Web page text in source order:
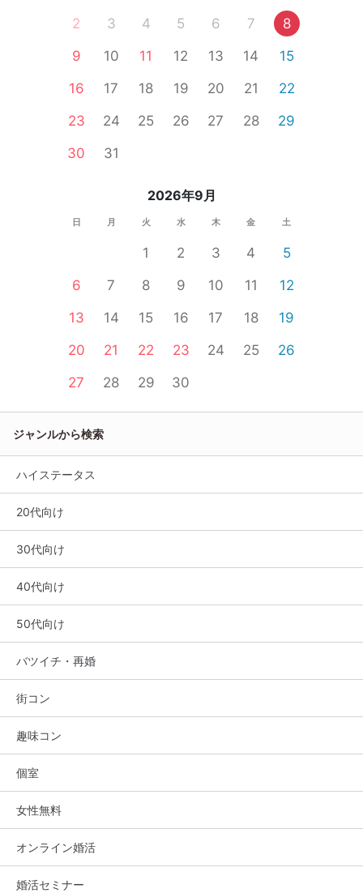
2
3 4 5 6 7
8
9
10 11 12 13 14
15
16
17 18 19 20 21
22
23
24 25 26 27 28
29
30
31
2026年9月
日 月 火 水 木 金 土
1 2 3 4
5
6
7 8 9 10 11
12
13
14 15 16 17 18
19
20
21 22 23 24 25
26
27
28 29 30
ジャンルから検索
ハイステータス
20代向け
30代向け
40代向け
50代向け
バツイチ・再婚
街コン
趣味コン
個室
女性無料
オンライン婚活
婚活セミナー